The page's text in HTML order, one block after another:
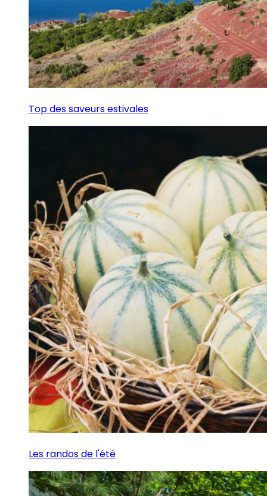
Top des saveurs estivales
Les randos de l'été